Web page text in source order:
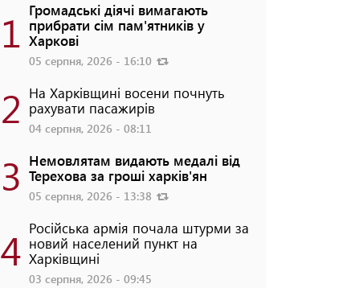
1 Громадські діячі вимагають
прибрати сім пам'ятників у
Харкові
05 серпня, 2026 - 16:10
2 На Харківщині восени почнуть
рахувати пасажирів
04 серпня, 2026 - 08:11
3 Немовлятам видають медалі від
Терехова за гроші харків'ян
05 серпня, 2026 - 13:38
4 Російська армія почала штурми за
новий населений пункт на
Харківщині
03 серпня, 2026 - 09:45